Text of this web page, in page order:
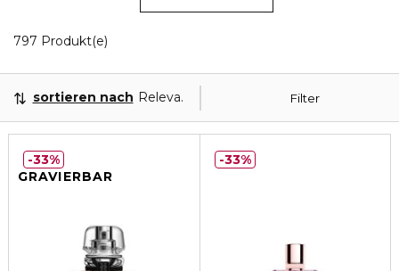
797 Produkt(e)
Filter
sortieren nach Relevanz
GRAVIERBAR
33% 33%